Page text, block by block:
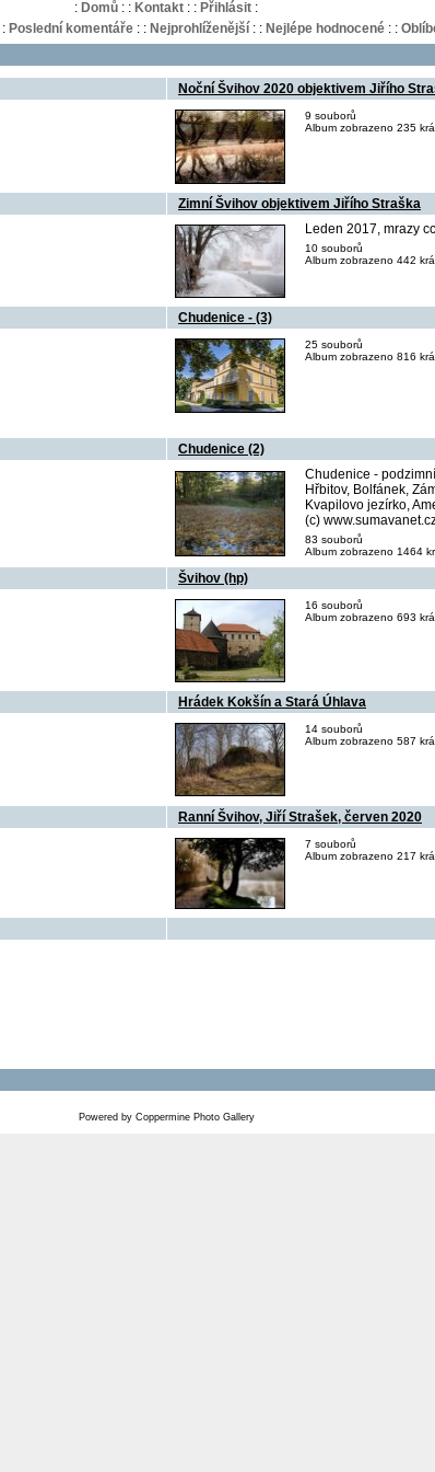
: Domů : : Kontakt : : Přihlásit :
: Poslední komentáře: : Nejprohlíženější: : Nejlépe hodnocené: :
Noční Švihov 2020 objektivem Jiřího
9 souborů
Album zobrazeno 235
Zimní Švihov objektivem Jiřího Straška
Leden 2017, mrazy
10 souborů
Album zobrazeno 442
Chudenice - (3)
25 souborů
Album zobrazeno 816
Chudenice (2)
Chudenice -
Hřbitov, Bolfánek,
Kvapilovo jezírko,
(c)
83 souborů
Album zobrazeno 1464
Švihov (hp)
16 souborů
Album zobrazeno 693
Hrádek Kokšín a Stará Úhlava
14 souborů
Album zobrazeno 587
Ranní Švihov, Jiří Strašek, červen 2020
7 souborů
Album zobrazeno 217
Powered by Coppermine Photo Gallery